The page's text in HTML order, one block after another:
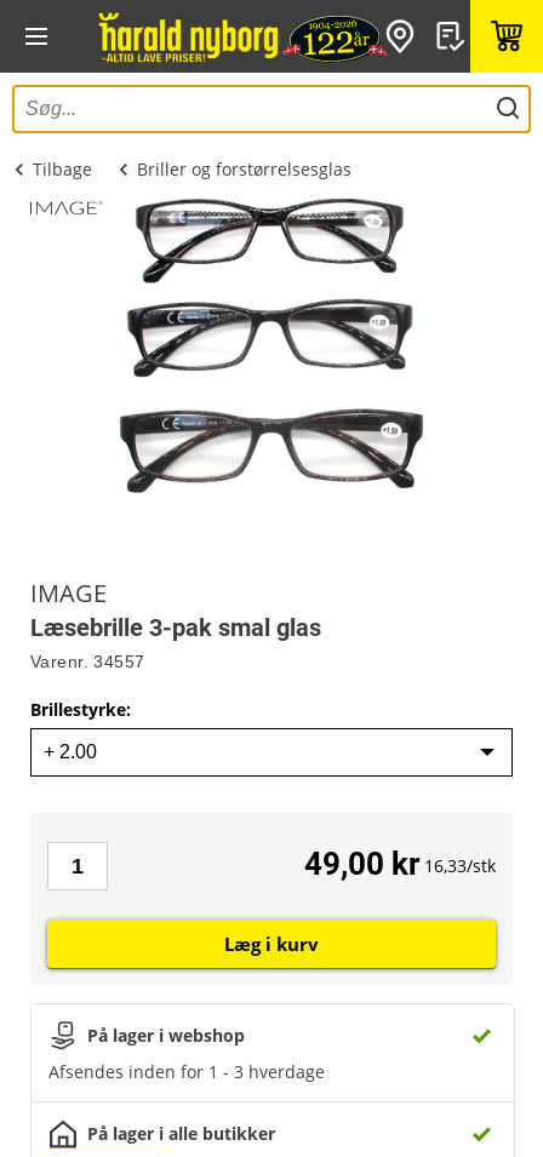
Tilbage Briller og forstørrelsesglas
IMAGE
Læsebrille 3-pak smal glas
Varenr. 34557
Brillestyrke:
På lager i webshop
Afsendes inden for 1 - 3 hverdage
På lager i alle butikker
49,00 kr 16,33/stk
Læg i kurv